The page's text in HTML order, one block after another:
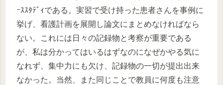
ｰｽｽﾀﾃﾞｨである。実習で受け持った患者さんを事例に
挙げ、看護計画を展開し論文にまとめなければなら
ない。これには日々の記録物と考察が重要である
が、私は分かってはいるはずなのになぜかやる気に
なれず、集中力にも欠け、記録物の一切が提出出来
なかった。当然、また同じことで教員に何度も注意